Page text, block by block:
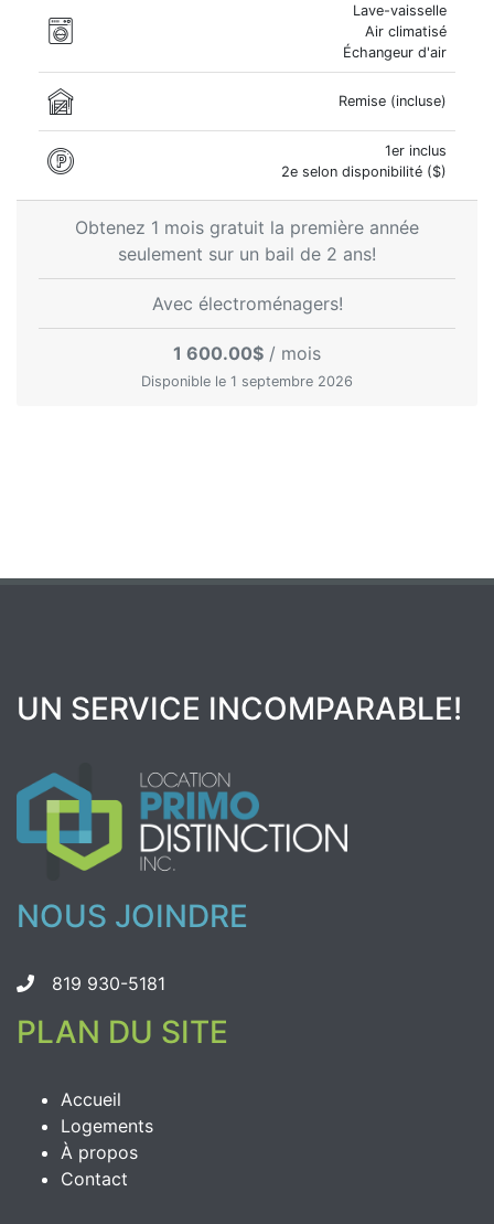
Lave-vaisselle
Air climatisé
Échangeur d'air
Remise (incluse)
1er inclus
2e selon disponibilité ($)
Obtenez 1 mois gratuit la première année
seulement sur un bail de 2 ans!
Avec électroménagers!
1 600.00$ / mois
Disponible le 1 septembre 2026
UN SERVICE INCOMPARABLE!
NOUS JOINDRE
819 930-5181
PLAN DU SITE
Accueil
Logements
À propos
Contact